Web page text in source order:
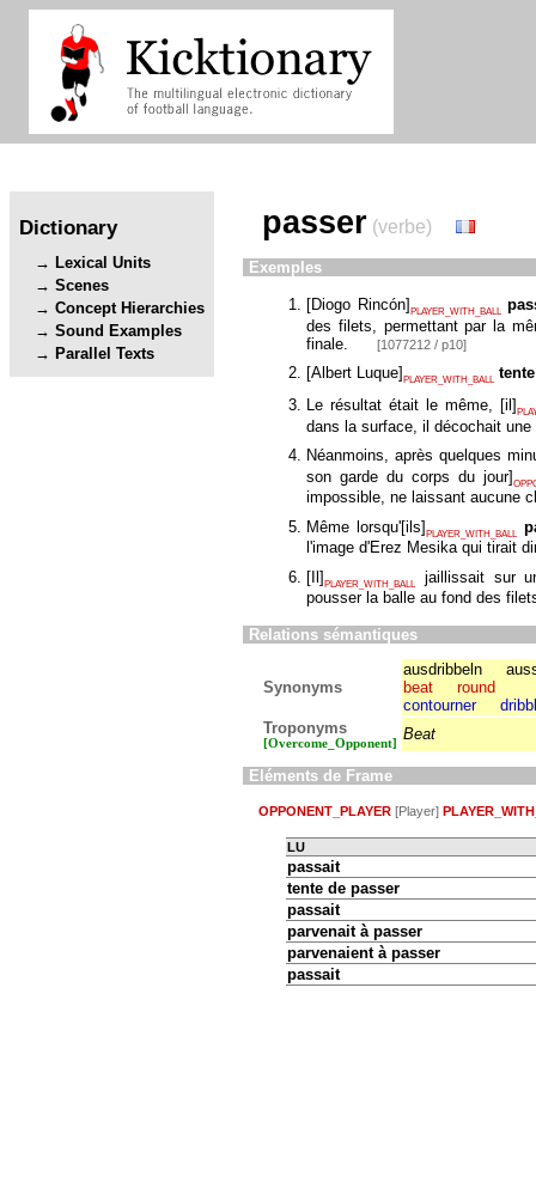
Dictionary
Lexical Units
Scenes
Concept Hierarchies
Sound Examples
Parallel Texts
passer (verbe)
Exemples
[Diogo Rincón] PLAYER_WITH_BALL
des filets, permettant par la
finale.
[1077212 / p10]
[Albert Luque] PLAYER_WITH_BALL
Le résultat était le même, [il ]
dans la surface, il décochait
Néanmoins, après quelques
son garde du corps du jour]
impossible, ne laissant aucune
Même lorsqu'[ils]PLAYER_WITH_BALL
l'image d'Erez Mesika qui tirait
[Il]PLAYER_WITH_BALL
jaillissait sur
pousser la balle au fond des
Relations sémantiques
Synonyms
ausdribbeln
beat
round
contourner
Troponyms
[Overcome_Opponent]
Beat
Eléments de Frame
OPPONENT_PLAYER [Player]
LU
passait
tente de passer
passait
parvenait à passer
parvenaient à passer
passait